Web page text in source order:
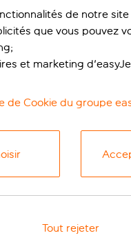
de notre site
que vous pouvez
et marketing
de Cookie du groupe
Tout rejeter